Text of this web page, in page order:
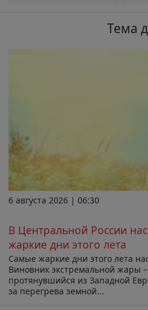
Тема
6 августа 2026 | 06:30
В Центральной России
жаркие дни этого лета
Самые жаркие дни этого лета
Виновник экстремальной жары
протянувшийся из Западной
за перегрева земной...